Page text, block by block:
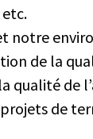
notre
de la
qualité de
de